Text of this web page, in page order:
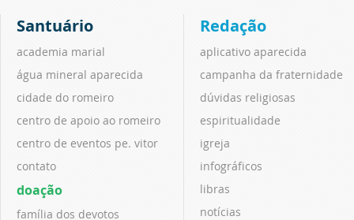
Santuário
academia marial
água mineral aparecida
cidade do romeiro
centro de apoio ao romeiro
centro de eventos pe. vitor
contato
doação
família dos devotos
Redação
aplicativo aparecida
campanha da fraternidade
dúvidas religiosas
espiritualidade
igreja
infográficos
libras
notícias